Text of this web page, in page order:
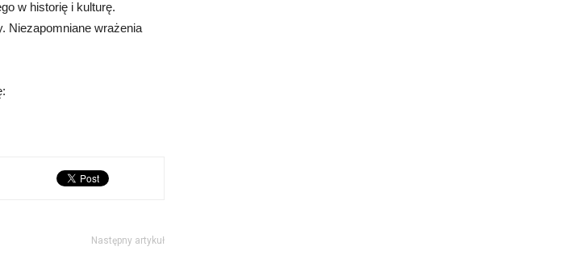
w historię i kulturę.
Niezapomniane wrażenia
Następny artykuł